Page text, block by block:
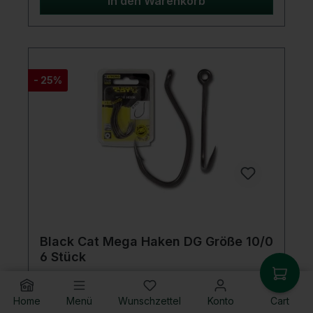
des Köderfisches und steigert somit deine
Black Cat Front Zone Weight glow und maximiere
Wallerangeln!Produktdetails: Gewicht: 60g Inhalt: 2
Stück Farbe: Glow
- 25%
Black Cat Mega Haken DG Größe 10/0
6 Stück
Black Cat Mega Haken DG Der universellste
Einzelhaken am Markt, der aufgrund seiner
einmaligen Form und der geschränkten
Home Menü Wunschzettel Konto Cart